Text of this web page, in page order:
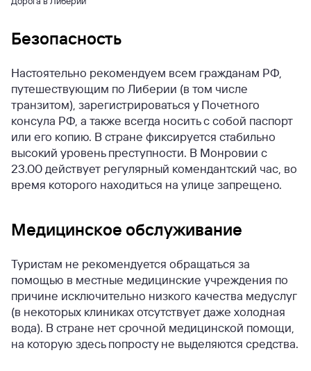
Безопасность
Настоятельно рекомендуем всем гражданам РФ,
путешествующим по Либерии (в том числе
транзитом), зарегистрироваться у Почетного
консула РФ, а также всегда носить с собой паспорт
или его копию. В стране фиксируется стабильно
высокий уровень преступности. В Монровии с
23.00 действует регулярный комендантский час, во
время которого находиться на улице запрещено.
Медицинское обслуживание
Туристам не рекомендуется обращаться за
помощью в местные медицинские учреждения по
причине исключительно низкого качества медуслуг
(в некоторых клиниках отсутствует даже холодная
вода). В стране нет срочной медицинской помощи,
на которую здесь попросту не выделяются средства.